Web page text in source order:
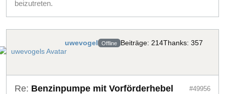
beizutreten.
uwevogel Offline Beiträge: 214Thanks: 357
Re: Benzinpumpe mit Vorförderhebel #49956